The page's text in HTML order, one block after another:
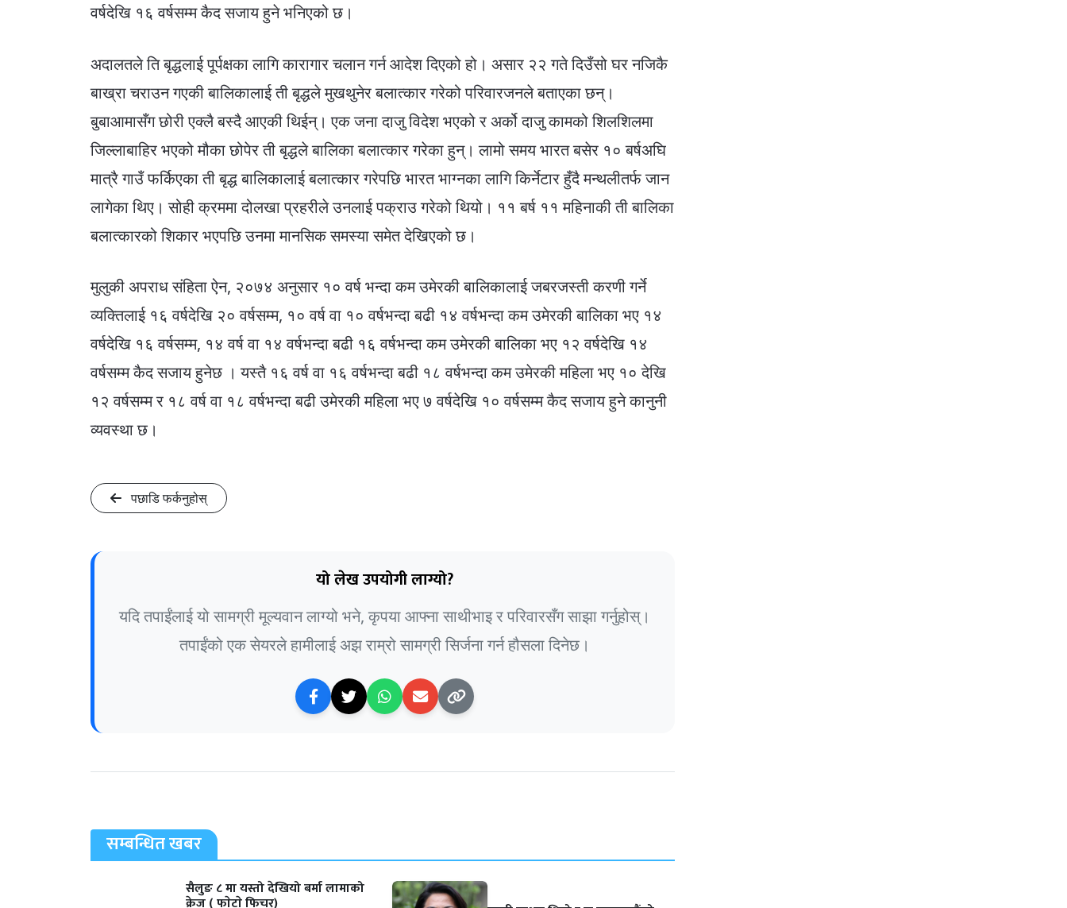
वर्षदेखि १६ वर्षसम्म कैद सजाय हुने भनिएको छ।
अदालतले ति बृद्धलाई पूर्पक्षका लागि कारागार चलान गर्न आदेश दिएको हो। असार २२ गते दिउँसो घर नजिकै
बाख्रा चराउन गएकी बालिकालाई ती बृद्धले मुखथुनेर बलात्कार गरेको परिवारजनले बताएका छन्।
बुबाआमासँग छोरी एक्लै बस्दै आएकी थिईन्। एक जना दाजु विदेश भएको र अर्को दाजु कामको शिलशिलमा
जिल्लाबाहिर भएको मौका छोपेर ती बृद्धले बालिका बलात्कार गरेका हुन्। लामो समय भारत बसेर १० बर्षअघि
मात्रै गाउँ फर्किएका ती बृद्ध बालिकालाई बलात्कार गरेपछि भारत भाग्नका लागि किर्नेटार हुँदै मन्थलीतर्फ जान
लागेका थिए। सोही क्रममा दोलखा प्रहरीले उनलाई पक्राउ गरेको थियो। ११ बर्ष ११ महिनाकी ती बालिका
बलात्कारको शिकार भएपछि उनमा मानसिक समस्या समेत देखिएको छ।
मुलुकी अपराध संहिता ऐन, २०७४ अनुसार १० वर्ष भन्दा कम उमेरकी बालिकालाई जबरजस्ती करणी गर्ने
व्यक्तिलाई १६ वर्षदेखि २० वर्षसम्म, १० वर्ष वा १० वर्षभन्दा बढी १४ वर्षभन्दा कम उमेरकी बालिका भए १४
वर्षदेखि १६ वर्षसम्म, १४ वर्ष वा १४ वर्षभन्दा बढी १६ वर्षभन्दा कम उमेरकी बालिका भए १२ वर्षदेखि १४
वर्षसम्म कैद सजाय हुनेछ । यस्तै १६ वर्ष वा १६ वर्षभन्दा बढी १८ वर्षभन्दा कम उमेरकी महिला भए १० देखि
१२ वर्षसम्म र १८ वर्ष वा १८ वर्षभन्दा बढी उमेरकी महिला भए ७ वर्षदेखि १० वर्षसम्म कैद सजाय हुने कानुनी
व्यवस्था छ।
पछाडि फर्कनुहोस्
यो लेख उपयोगी लाग्यो?
यदि तपाईंलाई यो सामग्री मूल्यवान लाग्यो भने, कृपया आफ्ना साथीभाइ र परिवारसँग साझा गर्नुहोस्।
तपाईंको एक सेयरले हामीलाई अझ राम्रो सामग्री सिर्जना गर्न हौसला दिनेछ।
सम्बन्धित खबर
सैलुङ ८ मा यस्तो देखियो बर्मा लामाको
क्रेज ( फाेटाे फिचर)